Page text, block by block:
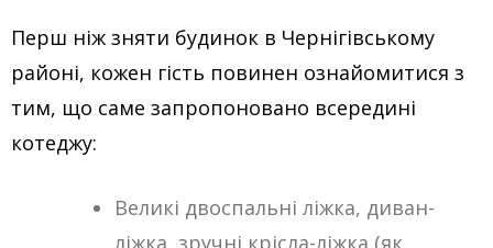
Перш ніж зняти будинок в Чернігівському
районі, кожен гість повинен ознайомитися з
тим, що саме запропоновано всередині
котеджу:
Великі двоспальні ліжка, диван-
ліжка, зручні крісла-ліжка (як